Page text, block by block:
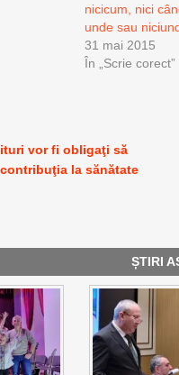
nicicum, nici
unde sau
31 mai 2015
În „Scrie corect”
vor fi obligaţi să
la sănătate
ȘTIRI